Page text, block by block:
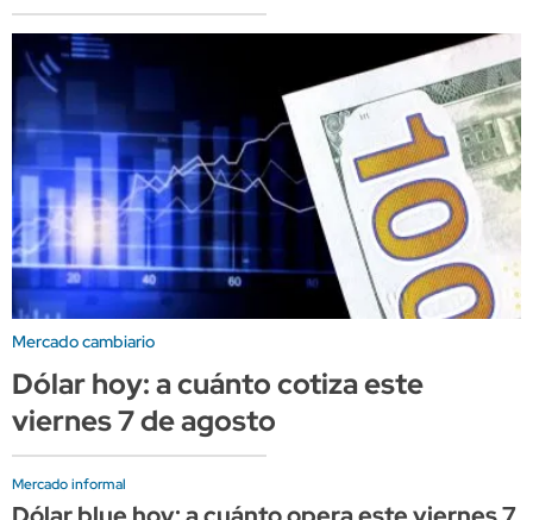
Mercado cambiario
Dólar hoy: a cuánto cotiza este
viernes 7 de agosto
Mercado informal